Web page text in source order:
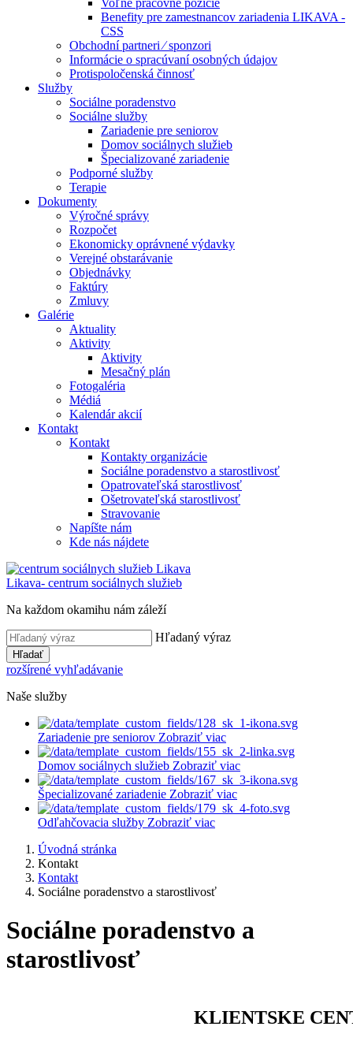
Voľné pracovné pozície
Benefity pre zamestnancov zariadenia LIKAVA -
CSS
Obchodní partneri ⁄ sponzori
Informácie o spracúvaní osobných údajov
Protispoločenská činnosť
Služby
Sociálne poradenstvo
Sociálne služby
Zariadenie pre seniorov
Domov sociálnych služieb
Špecializované zariadenie
Podporné služby
Terapie
Dokumenty
Výročné správy
Rozpočet
Ekonomicky oprávnené výdavky
Verejné obstarávanie
Objednávky
Faktúry
Zmluvy
Galérie
Aktuality
Aktivity
Aktivity
Mesačný plán
Fotogaléria
Médiá
Kalendár akcií
Kontakt
Kontakt
Kontakty organizácie
Sociálne poradenstvo a starostlivosť
Opatrovateľská starostlivosť
Ošetrovateľská starostlivosť
Stravovanie
Napíšte nám
Kde nás nájdete
Likava- centrum sociálnych služieb
Na každom okamihu nám záleží
Hľadaný výraz
Hľadať
rozšírené vyhľadávanie
Naše služby
Zariadenie pre seniorov Zobraziť viac
Domov sociálnych služieb Zobraziť viac
Špecializované zariadenie Zobraziť viac
Odľahčovacia služby Zobraziť viac
Úvodná stránka
Kontakt
Kontakt
Sociálne poradenstvo a starostlivosť
Sociálne poradenstvo a
starostlivosť
KLIENTSKE